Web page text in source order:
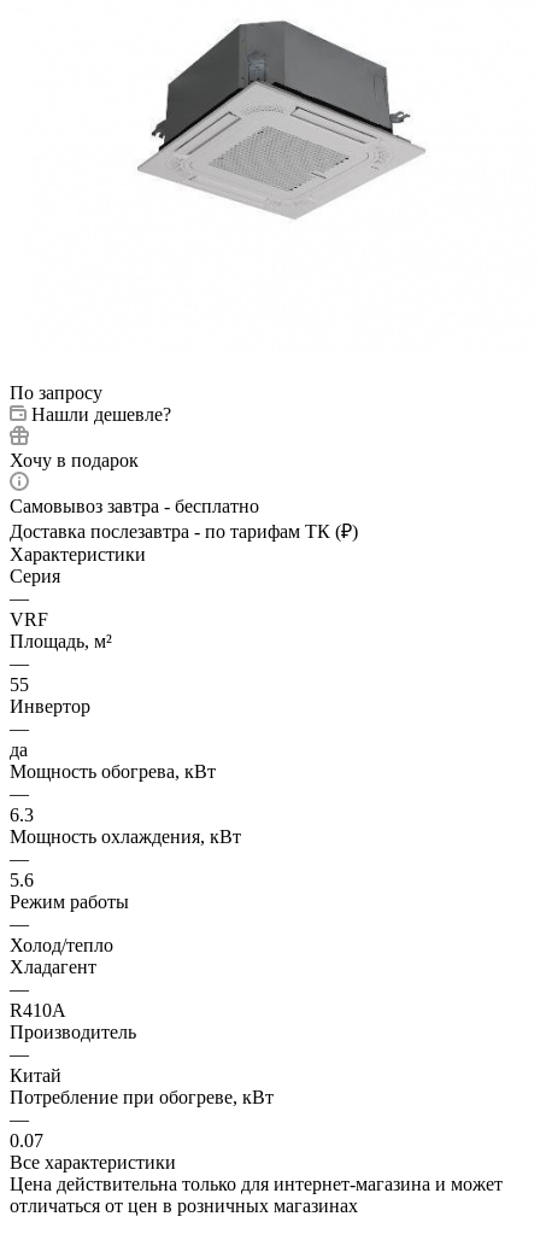
По запросу
Нашли дешевле?
Хочу в подарок
Самовывоз завтра - бесплатно
Доставка послезавтра - по тарифам ТК (₽)
Характеристики
Серия
—
VRF
Площадь, м²
—
55
Инвертор
—
да
Мощность обогрева, кВт
—
6.3
Мощность охлаждения, кВт
—
5.6
Режим работы
—
Холод/тепло
Хладагент
—
R410A
Производитель
—
Китай
Потребление при обогреве, кВт
—
0.07
Все характеристики
Цена действительна только для интернет-магазина и может
отличаться от цен в розничных магазинах